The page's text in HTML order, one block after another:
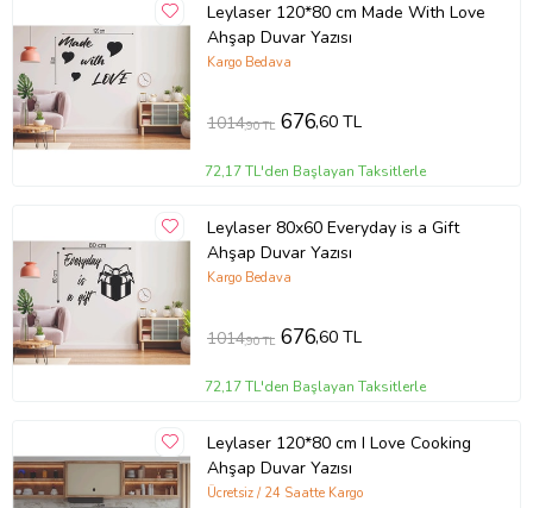
Leylaser 120*80 cm Made With Love
Ahşap Duvar Yazısı
Kargo Bedava
1014,90 TL 676,60 TL
72,17 TL'den Başlayan Taksitlerle
Leylaser 80x60 Everyday is a Gift
Ahşap Duvar Yazısı
Kargo Bedava
1014,90 TL 676,60 TL
72,17 TL'den Başlayan Taksitlerle
Leylaser 120*80 cm I Love Cooking
Ahşap Duvar Yazısı
Ücretsiz / 24 Saatte Kargo